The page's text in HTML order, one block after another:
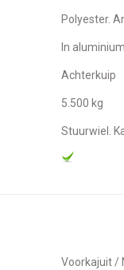
Polyester.
In aluminium
Achterkuip
5.500 kg
Stuurwiel.
Voorkajuit